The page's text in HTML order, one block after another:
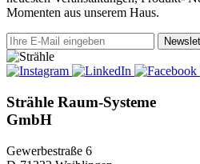
Momenten aus unserem Haus.
Strähle Raum-Systeme
GmbH
Gewerbestraße 6